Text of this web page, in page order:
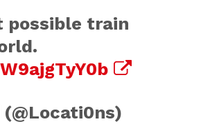
possible train